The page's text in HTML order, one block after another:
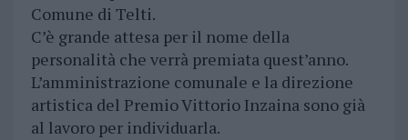
Comune di Telti.
C’è grande attesa per il nome della
personalità che verrà premiata quest’anno.
L’amministrazione comunale e la direzione
artistica del Premio Vittorio Inzaina sono già
al lavoro per individuarla.